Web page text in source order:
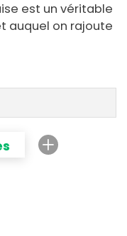
est un véritable
auquel on rajoute